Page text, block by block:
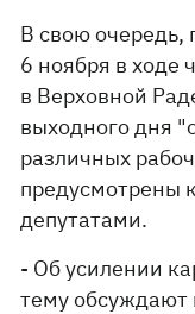
В свою
6 ноября в ходе
в Верховной
выходного дня "
различных
предусмотрены
депутатами.
- Об усилении
тему обсуждают